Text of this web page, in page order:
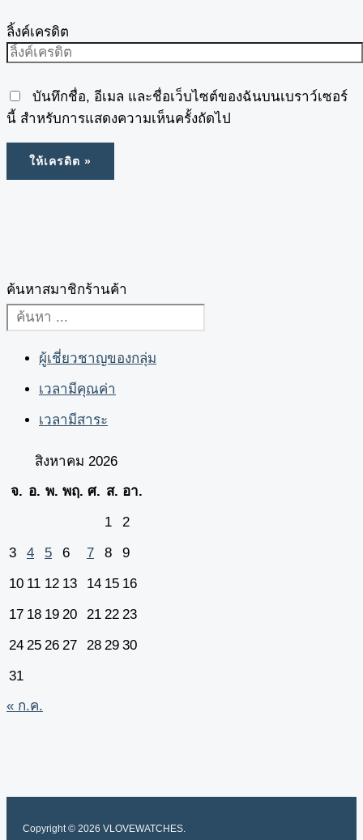
ลิ้งค์เครดิต
บันทึกชื่อ, อีเมล และชื่อเว็บไซต์ของฉันบนเบราว์เซอร์
นี้ สำหรับการแสดงความเห็นครั้งถัดไป
ค้นหาสมาชิกร้านค้า
ผู้เชี่ยวชาญของกลุ่ม
เวลามีคุณค่า
เวลามีสาระ
สิงหาคม 2026
จ. อ. พ. พฤ. ศ. ส. อา.
1
2
3
4 5 6 7 8
9
10 11 12 13 14 15 16
17 18 19 20 21 22 23
24 25 26 27 28 29 30
31
« ก.ค.
Copyright © 2026 VLOVEWATCHES.